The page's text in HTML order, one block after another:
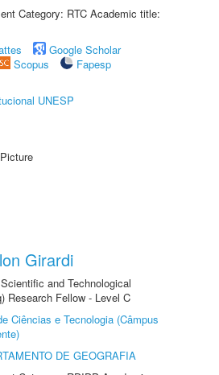
Category: RTC Academic title:
Google Scholar
Scopus
Fapesp
UNESP
Girardi
and Technological
Research Fellow - Level C
Ciências e Tecnologia (Câmpus
DE GEOGRAFIA